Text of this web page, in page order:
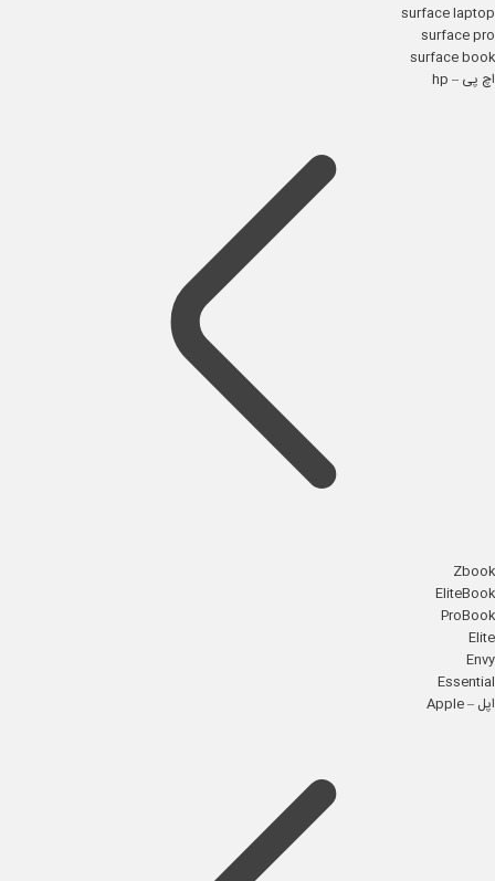
surface laptop
surface pro
surface book
اچ پی – hp
Zbook
EliteBook
ProBook
Elite
Envy
Essential
اپل – Apple